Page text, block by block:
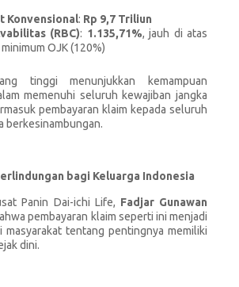
Konvensional: Rp 9,7 Triliun
(RBC): 1.135,71%, jauh di atas
OJK (120%)
tinggi menunjukkan kemampuan
memenuhi seluruh kewajiban jangka
pembayaran klaim kepada seluruh
berkesinambungan.
bagi Keluarga Indonesia
Panin Dai-ichi Life, Fadjar Gunawan
pembayaran klaim seperti ini menjadi
masyarakat tentang pentingnya memiliki
dini.